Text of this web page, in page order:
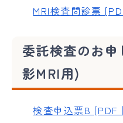
MRI検査問診票
委託検査のお
影MRI用)
検査申込票B [PDF